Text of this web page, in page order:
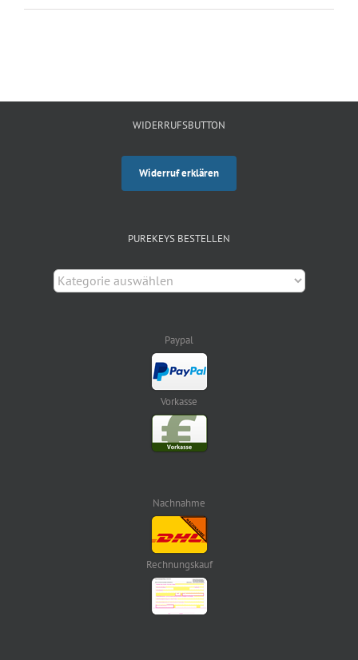
WIDERRUFSBUTTON
Widerruf erklären
PUREKEYS BESTELLEN
Paypal
Vorkasse
Nachnahme
Rechnungskauf